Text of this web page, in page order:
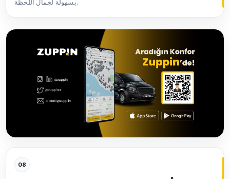
بسهولة لجمال اللحظة.
08